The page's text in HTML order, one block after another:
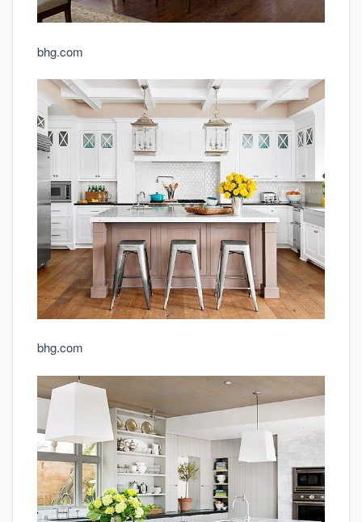
bhg.com
bhg.com